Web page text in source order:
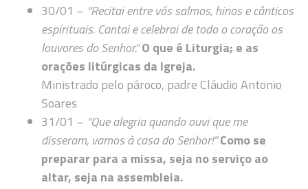
30/01 – “Recitai entre vós salmos, hinos e cânticos
espirituais. Cantai e celebrai de todo o coração os
louvores do Senhor.”O que é Liturgia; e as
orações litúrgicas da Igreja.
Ministrado pelo pároco, padre Cláudio Antonio
Soares
31/01 – “Que alegria quando ouvi que me
disseram, vamos à casa do Senhor!”Como se
preparar para a missa, seja no serviço ao
altar, seja na assembleia.